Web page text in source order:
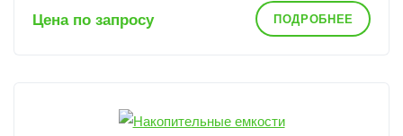
Цена по запросу ПОДРОБНЕЕ